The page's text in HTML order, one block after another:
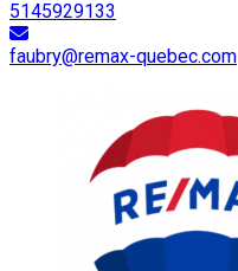
5145929133
faubry@remax-quebec.com